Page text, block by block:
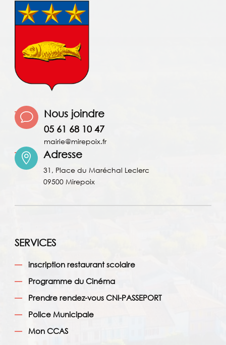
v Nous joindre
05 61 68 10 47
mairie@mirepoix.fr
 Adresse
31, Place du Maréchal Leclerc
09500 Mirepoix
SERVICES
inscription restaurant scolaire
Programme du Cinéma
Prendre rendez-vous CNI-PASSEPORT
Police Municipale
Mon CCAS